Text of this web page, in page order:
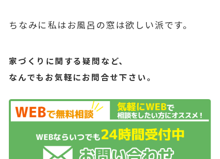
ちなみに私はお風呂の窓は欲しい派です。
家づくりに関する疑問など、
なんでもお気軽にお問合せ下さい。